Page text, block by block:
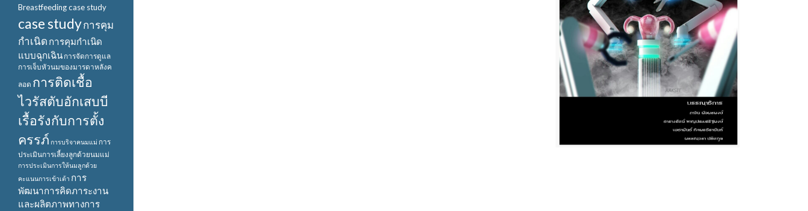
Breastfeeding case study
case studyการคุม
กำเนิด การคุมกำเนิด
แบบฉุกเฉิน การจัดการดูแล
การเจ็บหัวนมของมารดาหลังค
ลอด การติดเชื้อ
ไวรัสตับอักเสบบี
เรื้อรังกับการตั้ง
ครรภ์ การบริจาคนมแม่ การ
ประเมินการเลี้ยงลูกด้วยนมแม่
การประเมินการให้นมลูกด้วย
คะแนนการเข้าเต้า การ
พัฒนาการคิดภาระงาน
และผลิตภาพทางการ